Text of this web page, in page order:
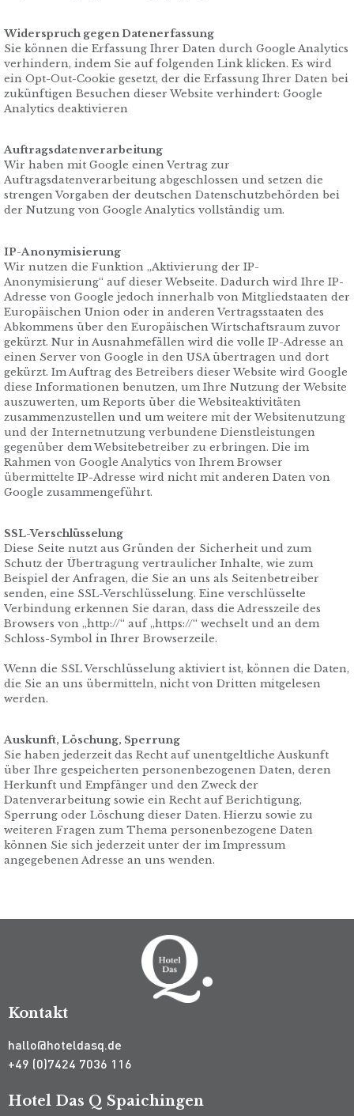
Widerspruch gegen Datenerfassung
Sie können die Erfassung Ihrer Daten durch Google Analytics
verhindern, indem Sie auf folgenden Link klicken. Es wird
ein Opt-Out-Cookie gesetzt, der die Erfassung Ihrer Daten bei
zukünftigen Besuchen dieser Website verhindert: Google
Analytics deaktivieren
Auftragsdatenverarbeitung
Wir haben mit Google einen Vertrag zur
Auftragsdatenverarbeitung abgeschlossen und setzen die
strengen Vorgaben der deutschen Datenschutzbehörden bei
der Nutzung von Google Analytics vollständig um.
IP-Anonymisierung
Wir nutzen die Funktion „Aktivierung der IP-
Anonymisierung“ auf dieser Webseite. Dadurch wird Ihre IP-
Adresse von Google jedoch innerhalb von Mitgliedstaaten der
Europäischen Union oder in anderen Vertragsstaaten des
Abkommens über den Europäischen Wirtschaftsraum zuvor
gekürzt. Nur in Ausnahmefällen wird die volle IP-Adresse an
einen Server von Google in den USA übertragen und dort
gekürzt. Im Auftrag des Betreibers dieser Website wird Google
diese Informationen benutzen, um Ihre Nutzung der Website
auszuwerten, um Reports über die Websiteaktivitäten
zusammenzustellen und um weitere mit der Websitenutzung
und der Internetnutzung verbundene Dienstleistungen
gegenüber dem Websitebetreiber zu erbringen. Die im
Rahmen von Google Analytics von Ihrem Browser
übermittelte IP-Adresse wird nicht mit anderen Daten von
Google zusammengeführt.
SSL-Verschlüsselung
Diese Seite nutzt aus Gründen der Sicherheit und zum
Schutz der Übertragung vertraulicher Inhalte, wie zum
Beispiel der Anfragen, die Sie an uns als Seitenbetreiber
senden, eine SSL-Verschlüsselung. Eine verschlüsselte
Verbindung erkennen Sie daran, dass die Adresszeile des
Browsers von „http://“ auf „https://“ wechselt und an dem
Schloss-Symbol in Ihrer Browserzeile.
Wenn die SSL Verschlüsselung aktiviert ist, können die Daten,
die Sie an uns übermitteln, nicht von Dritten mitgelesen
werden.
Auskunft, Löschung, Sperrung
Sie haben jederzeit das Recht auf unentgeltliche Auskunft
über Ihre gespeicherten personenbezogenen Daten, deren
Herkunft und Empfänger und den Zweck der
Datenverarbeitung sowie ein Recht auf Berichtigung,
Sperrung oder Löschung dieser Daten. Hierzu sowie zu
weiteren Fragen zum Thema personenbezogene Daten
können Sie sich jederzeit unter der im Impressum
angegebenen Adresse an uns wenden.
Kontakt
hallo@hoteldasq.de
+49 (0)7424 7036 116
Hotel Das Q Spaichingen